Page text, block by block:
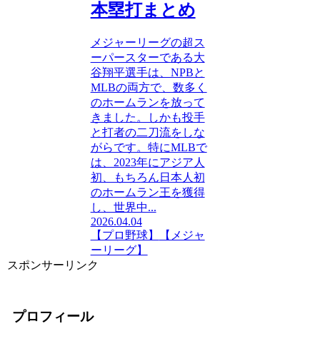
本塁打まとめ
メジャーリーグの超ス
ーパースターである大
谷翔平選手は、NPBと
MLBの両方で、数多く
のホームランを放って
きました。しかも投手
と打者の二刀流をしな
がらです。特にMLBで
は、2023年にアジア人
初、もちろん日本人初
のホームラン王を獲得
し、世界中...
2026.04.04
【プロ野球】
【メジャ
ーリーグ】
スポンサーリンク
プロフィール